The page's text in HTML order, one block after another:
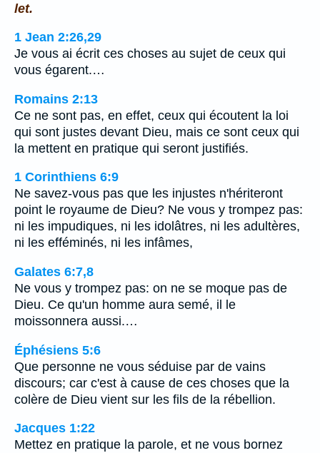
let.
1 Jean 2:26,29
Je vous ai écrit ces choses au sujet de ceux qui
vous égarent.…
Romains 2:13
Ce ne sont pas, en effet, ceux qui écoutent la loi
qui sont justes devant Dieu, mais ce sont ceux qui
la mettent en pratique qui seront justifiés.
1 Corinthiens 6:9
Ne savez-vous pas que les injustes n'hériteront
point le royaume de Dieu? Ne vous y trompez pas:
ni les impudiques, ni les idolâtres, ni les adultères,
ni les efféminés, ni les infâmes,
Galates 6:7,8
Ne vous y trompez pas: on ne se moque pas de
Dieu. Ce qu'un homme aura semé, il le
moissonnera aussi.…
Éphésiens 5:6
Que personne ne vous séduise par de vains
discours; car c'est à cause de ces choses que la
colère de Dieu vient sur les fils de la rébellion.
Jacques 1:22
Mettez en pratique la parole, et ne vous bornez